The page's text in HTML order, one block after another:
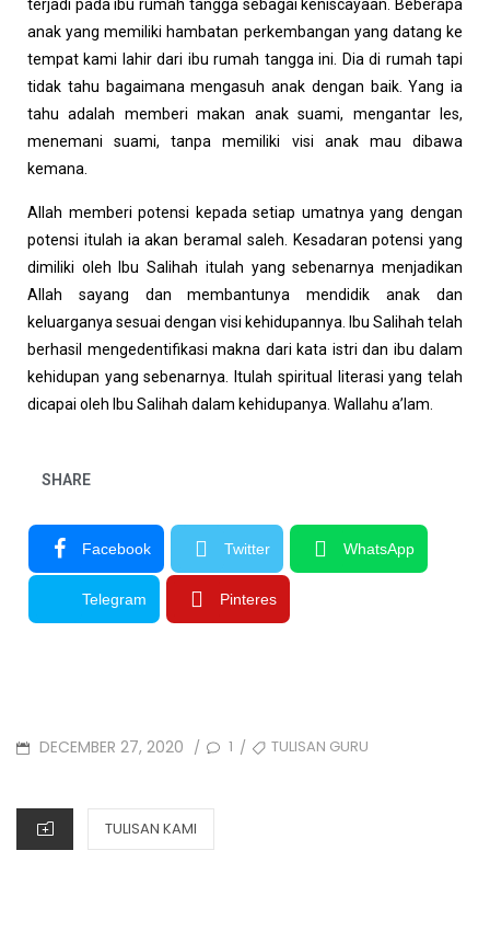
terjadi pada ibu rumah tangga sebagai keniscayaan. Beberapa
anak yang memiliki hambatan perkembangan yang datang ke
tempat kami lahir dari ibu rumah tangga ini. Dia di rumah tapi
tidak tahu bagaimana mengasuh anak dengan baik. Yang ia
tahu adalah memberi makan anak suami, mengantar les,
menemani suami, tanpa memiliki visi anak mau dibawa
kemana.
Allah memberi potensi kepada setiap umatnya yang dengan
potensi itulah ia akan beramal saleh. Kesadaran potensi yang
dimiliki oleh Ibu Salihah itulah yang sebenarnya menjadikan
Allah sayang dan membantunya mendidik anak dan
keluarganya sesuai dengan visi kehidupannya. Ibu Salihah telah
berhasil mengedentifikasi makna dari kata istri dan ibu dalam
kehidupan yang sebenarnya. Itulah spiritual literasi yang telah
dicapai oleh Ibu Salihah dalam kehidupanya. Wallahu a’lam.
SHARE
Facebook Twitter WhatsApp
Telegram Pinteres
DECEMBER 27, 2020 / 1 / TULISAN GURU
TULISAN KAMI